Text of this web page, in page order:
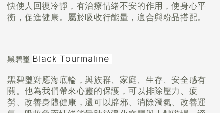
快使人回復冷靜，有治療情緒不安的作用，使身心平
衡，促進健康。屬於吸收行能量，適合與粉晶搭配。
黑碧璽 Black Tourmaline
黑碧璽對應海底輪，與族群、家庭、生存、安全感有
關。他為我們帶來心靈的保護，可以排除壓力、疲
勞、改善身體健康，還可以辟邪、消除濁氣、改善運